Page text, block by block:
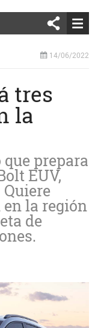
14/06/2022
tres
la
prepara
EUV,
la región
de